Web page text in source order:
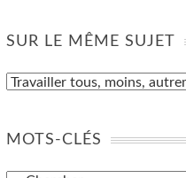
SUR LE MÊME SUJET
MOTS-CLÉS